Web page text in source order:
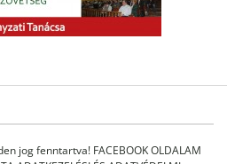
jog fenntartva! FACEBOOK OLDALAM